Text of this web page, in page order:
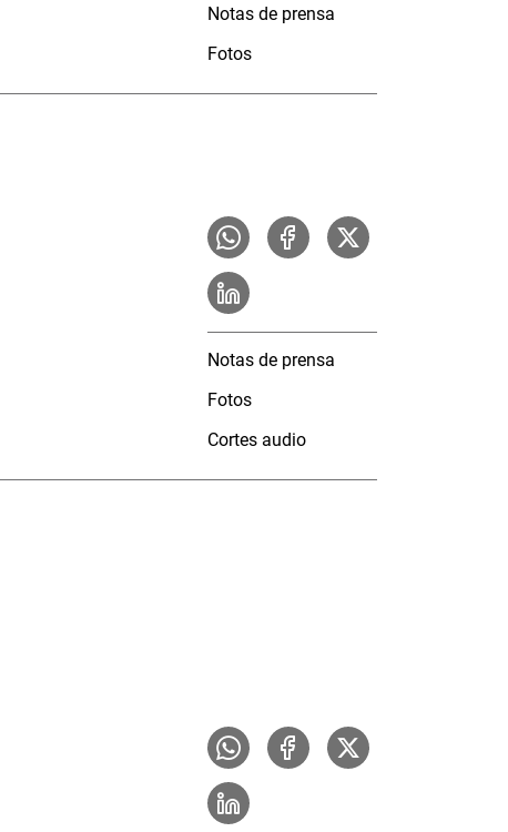
Notas de prensa
Fotos
Notas de prensa
Fotos
Cortes audio